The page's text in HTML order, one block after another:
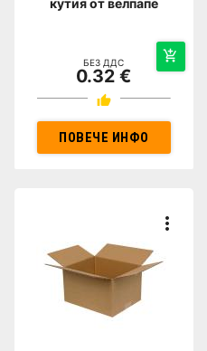
кутия от велпапе
БЕЗ ДДС
0.32 €
ПОВЕЧЕ ИНФО